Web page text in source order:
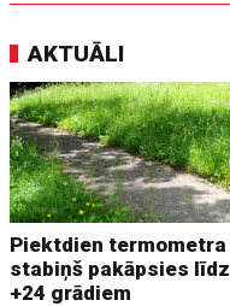
AKTUĀLI
Piektdien termometra
stabiņš pakāpsies līdz
+24 grādiem